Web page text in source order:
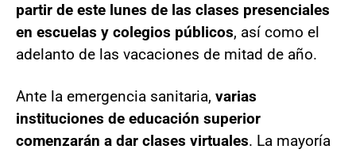
partir de este lunes de las clases presenciales
en escuelas y colegios públicos, así como el
adelanto de las vacaciones de mitad de año.
Ante la emergencia sanitaria, varias
instituciones de educación superior
comenzarán a dar clases virtuales. La mayoría